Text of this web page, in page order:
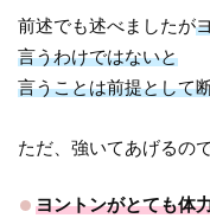
前述でも述べましたが
言うわけではないと
言うことは前提として
ただ、強いてあげるの
ヨントンがとても体